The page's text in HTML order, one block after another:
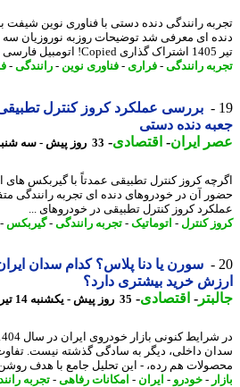
رانندگی-فراری - فناوری نوین -رانندگی-
بررسی عملکرد کروز کنترل تطبیقی
دنده دستی
ایران- اقتصادی-33 روز پیش - سه شنبه 16 تیر 1405، 03:35
کروز کنترل تطبیقی عمدتاً با گیربکس های
آن در خودروهای دنده ای تجربه رانندگی
کروز کنترل تطبیقی در خودروهای ...
کنترل-اتوماتیک-تجربه رانندگی-گیربکس-خود
خرید بیشتری دارد؟
-اقتصادی-35 روز پیش - یکشنبه 14 تیر 1405، 20:32
در شرایط
داخلی، دیگر به سادگی گذشته نیست. تفاوت
هم رده، - این تحلیل جامع با هدف روشن ...
- خودرو-ایران - امکانات رفاهی-تجربه رانندگی